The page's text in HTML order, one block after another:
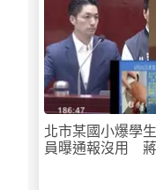
北市某國小爆學
員曝通報沒用